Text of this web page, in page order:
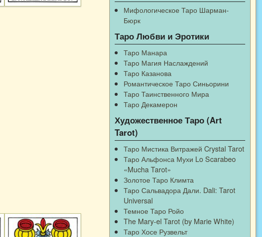
Мифологическое Таро Шарман-
Бюрк
Таро Любви и Эротики
Таро Манара
Таро Магия Наслаждений
Таро Казанова
Романтическое Таро Синьорини
Таро Таинственного Мира
Таро Декамерон
Художественное Таро (Art
Tarot)
Таро Мистика Витражей Crystal Tarot
Таро Альфонса Мухи Lo Scarabeo
«Mucha Tarot»
Золотое Таро Климта
Таро Сальвадора Дали. Dali: Tarot
Universal
Темное Таро Ройо
The Mary-el Tarot (by Marie White)
Таро Хосе Рузвельт